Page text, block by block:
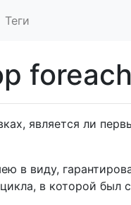
Теги
является ли
в виду,
в которой был